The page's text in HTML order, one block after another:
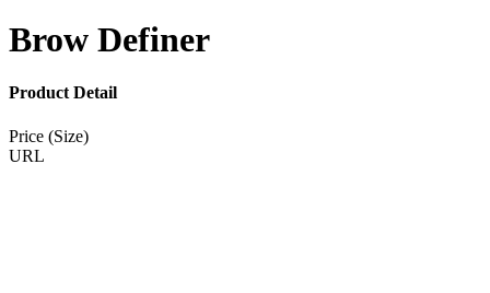
Brow Definer
Product Detail
Price (Size)
URL